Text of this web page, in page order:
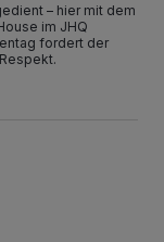
– hier mit dem
im JHQ
fordert der